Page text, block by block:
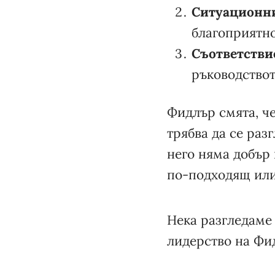
Фидлър смята,
трябва да се
него няма
по-подходящ
Нека
лидерство на